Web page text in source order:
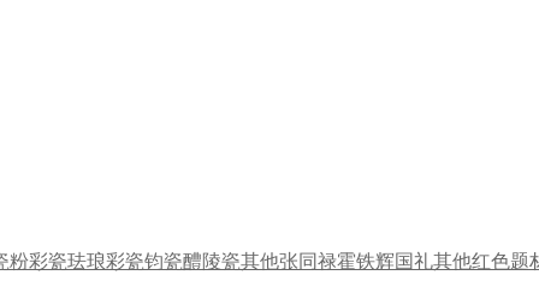
粉彩瓷珐琅彩瓷钧瓷醴陵瓷其他张同禄霍铁辉 国礼其他红色题